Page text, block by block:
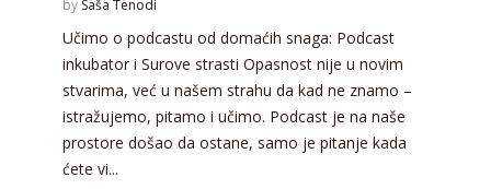
by Saša Tenodi
Učimo o podcastu od domaćih snaga: Podcast
inkubator i Surove strasti Opasnost nije u novim
stvarima, već u našem strahu da kad ne znamo –
istražujemo, pitamo i učimo. Podcast je na naše
prostore došao da ostane, samo je pitanje kada
ćete vi...